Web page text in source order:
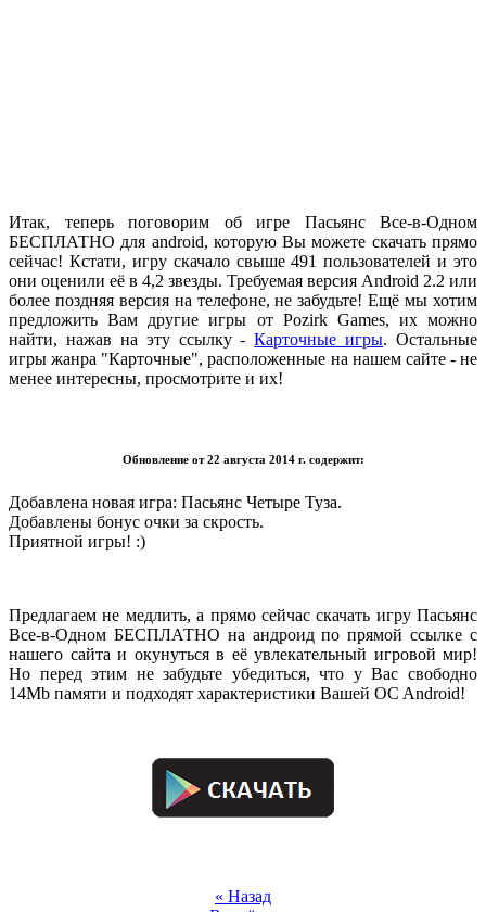
Итак, теперь поговорим об игре Пасьянс Все-в-Одном
БЕСПЛАТНО для android, которую Вы можете скачать прямо
сейчас! Кстати, игру скачало свыше 491 пользователей и это
они оценили её в 4,2 звезды. Требуемая версия Android 2.2 или
более поздняя версия на телефоне, не забудьте! Ещё мы хотим
предложить Вам другие игры от Pozirk Games, их можно
найти, нажав на эту ссылку -Карточные игры. Остальные
игры жанра "Карточные", расположенные на нашем сайте - не
менее интересны, просмотрите и их!
Обновление от 22 августа 2014 г. содержит:
Добавлена новая игра: Пасьянс Четыре Туза.
Добавлены бонус очки за скрость.
Приятной игры! :)
Предлагаем не медлить, а прямо сейчас скачать игру Пасьянс
Все-в-Одном БЕСПЛАТНО на андроид по прямой ссылке с
нашего сайта и окунуться в её увлекательный игровой мир!
Но перед этим не забудьте убедиться, что у Вас свободно
14Mb памяти и подходят характеристики Вашей OC Android!
« Назад